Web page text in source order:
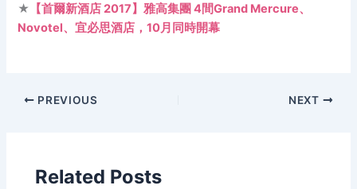
★ 【首爾新酒店 2017】雅高集團 4間Grand Mercure、
Novotel、宜必思酒店，10月同時開幕
PREVIOUS NEXT
Related Posts